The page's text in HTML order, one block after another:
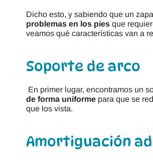
Dicho esto, y sabiendo que un
problemas en los pies que
veamos qué características van a
Soporte de arco
En primer lugar, encontramos un
de forma uniforme para que se
que los vista.
Amortiguación